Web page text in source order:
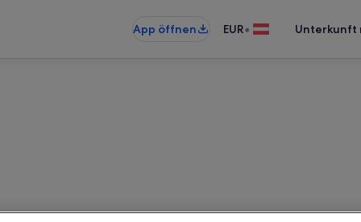
App öffnen
EUR• Unterkunft